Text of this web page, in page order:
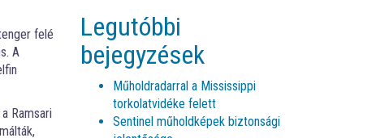
felé
A
Ramsari
Legutóbbi
bejegyzések
Műholdradarral a Mississippi
torkolatvidéke felett
Sentinel műholdképek biztonsági